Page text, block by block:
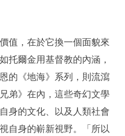
值，在於它換一個面貌來
托爾金用基督教的內涵，
的《地海》系列，則流瀉
弟》在內，這些奇幻文學
身的文化、以及人類社會
自身的嶄新視野。「所以